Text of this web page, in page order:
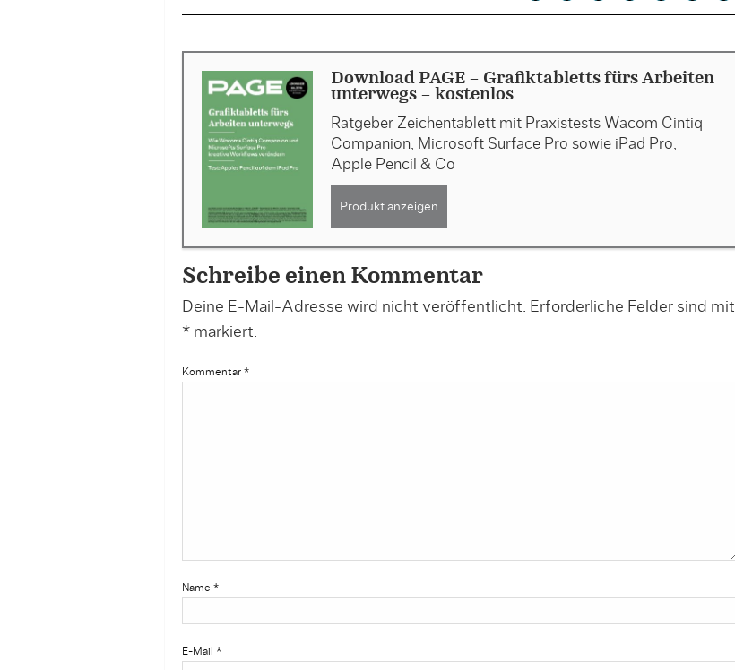
Download PAGE - Grafiktabletts fürs Arbeiten
unterwegs - kostenlos
Ratgeber Zeichentablett mit Praxistests Wacom Cintiq
Companion, Microsoft Surface Pro sowie iPad Pro,
Apple Pencil & Co
Produkt anzeigen
Schreibe einen Kommentar
Deine E-Mail-Adresse wird nicht veröffentlicht. Erforderliche Felder sind mit
*markiert.
Kommentar *
Name *
E-Mail *